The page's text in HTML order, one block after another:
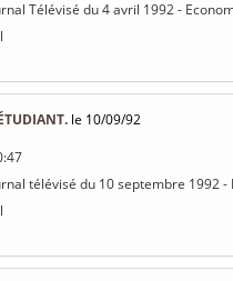
Télévisé du 4 avril 1992 -
le 10/09/92
télévisé du 10 septembre 1992